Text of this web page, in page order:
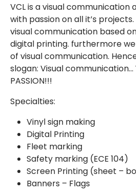
VCL is a visual
with passion on all it’s
visual communication based
digital printing. furthermore
of visual communication.
slogan: Visual communication…
PASSION!!!
Specialties:
Vinyl sign making
Digital Printing
Fleet marking
Safety marking (ECE 104)
Screen Printing (sheet –
Banners – Flags